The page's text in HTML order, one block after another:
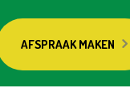
AFSPRAAK MAKEN